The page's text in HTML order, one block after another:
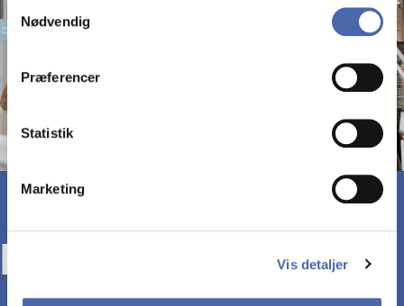
markedsføring. Du bestemmer selv - og kan altid trække
Nødvendig
Præferencer
Statistik
Marketing
Vis detaljer
KOM TIL ÅBENT HUS